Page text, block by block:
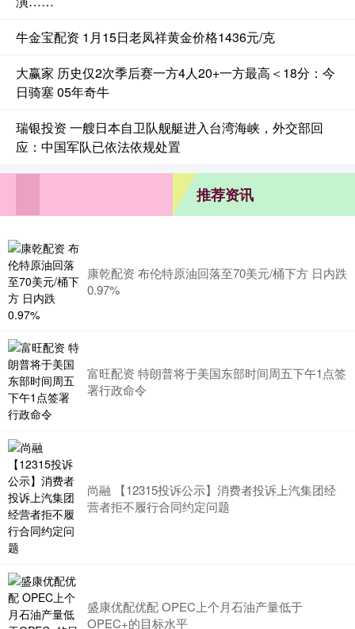
牛金宝配资 1月15日老凤祥黄金价格1436元/克
大赢家 历史仅2次季后赛一方4人20+一方最高＜18分：今
日骑塞 05年奇牛
瑞银投资 一艘日本自卫队舰艇进入台湾海峡，外交部回
应：中国军队已依法依规处置
推荐资讯
康乾配资 布伦特原油回落至70美元/桶下方 日内跌
0.97%
富旺配资 特朗普将于美国东部时间周五下午1点签
署行政命令
尚融 【12315投诉公示】消费者投诉上汽集团经
营者拒不履行合同约定问题
盛康优配优配 OPEC上个月石油产量低于
OPEC+的目标水平